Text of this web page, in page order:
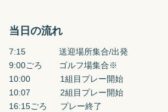
当日の流れ
7:15　　　　送迎場所集合/出発
9:00ごろ　　ゴルフ場集合※
10:00　　　  1組目プレー開始
10:07　　　  2組目プレー開始
16:15ごろ　  プレー終了